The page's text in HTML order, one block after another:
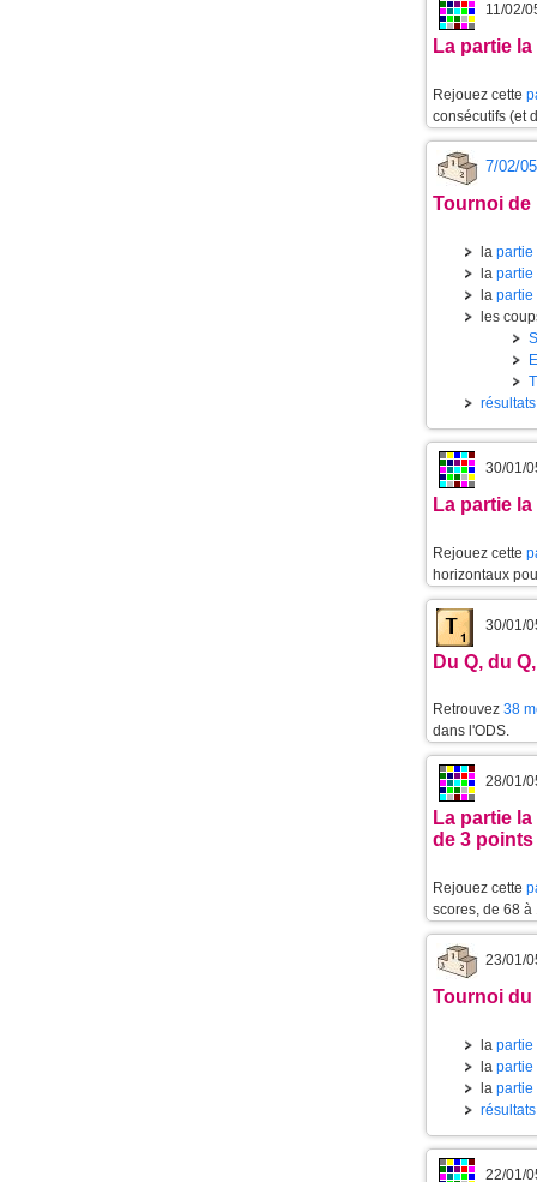
11/02/
La partie
Rejouez cette
consécutifs (et
7/02/
Tournoi de
la partie
la partie
la partie
les
30/01/
La partie
Rejouez cette
horizontaux
30/01/
Du Q, du
Retrouvez 38
dans l'ODS.
28/01/
La partie
de 3 points
Rejouez cette
scores, de 68
23/01/
Tournoi du
la partie
la partie
la partie
22/01/